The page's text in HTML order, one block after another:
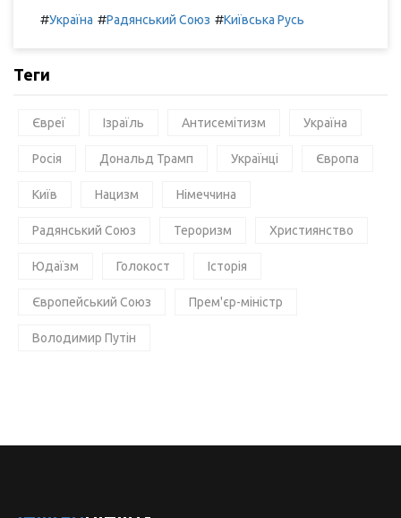
#Україна #Радянський Союз #Київська Русь
Теги
Євреї Ізраїль Антисемітизм Україна
Росія Дональд Трамп Українці Європа
Київ Нацизм Німеччина
Радянський Союз Тероризм Християнство
Юдаїзм Голокост Історія
Європейський Союз Прем'єр-міністр
Володимир Путін